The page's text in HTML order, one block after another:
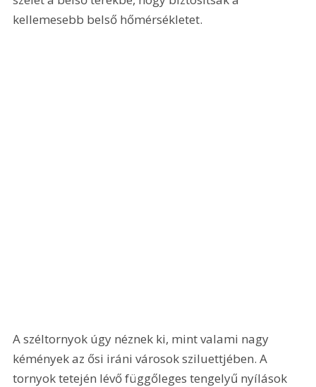
kellemesebb belső hőmérsékletet.
A széltornyok úgy néznek ki, mint valami nagy
kémények az ősi iráni városok sziluettjében. A
tornyok tetején lévő függőleges tengelyű nyílások